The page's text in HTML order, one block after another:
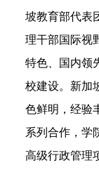
坡教育部代表
理干部国际视
特色、国内领
校建设。新加
色鲜明，经验
系列合作，学
高级行政管理